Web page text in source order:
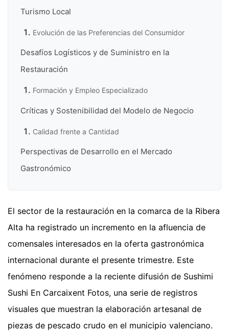
Turismo Local
Evolución de las Preferencias del Consumidor
Desafíos Logísticos y de Suministro en la
Restauración
Formación y Empleo Especializado
Críticas y Sostenibilidad del Modelo de Negocio
Calidad frente a Cantidad
Perspectivas de Desarrollo en el Mercado
Gastronómico
El sector de la restauración en la comarca de la Ribera
Alta ha registrado un incremento en la afluencia de
comensales interesados en la oferta gastronómica
internacional durante el presente trimestre. Este
fenómeno responde a la reciente difusión de Sushimi
Sushi En Carcaixent Fotos, una serie de registros
visuales que muestran la elaboración artesanal de
piezas de pescado crudo en el municipio valenciano.